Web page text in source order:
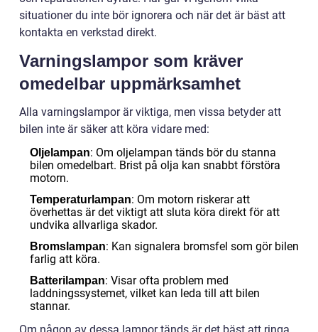
situationer du inte bör ignorera och när det är bäst att
kontakta en verkstad direkt.
Varningslampor som kräver
omedelbar uppmärksamhet
Alla varningslampor är viktiga, men vissa betyder att
bilen inte är säker att köra vidare med:
Oljelampan: Om oljelampan tänds bör du stanna
bilen omedelbart. Brist på olja kan snabbt förstöra
motorn.
Temperaturlampan: Om motorn riskerar att
överhettas är det viktigt att sluta köra direkt för att
undvika allvarliga skador.
Bromslampan: Kan signalera bromsfel som gör bilen
farlig att köra.
Batterilampan: Visar ofta problem med
laddningssystemet, vilket kan leda till att bilen
stannar.